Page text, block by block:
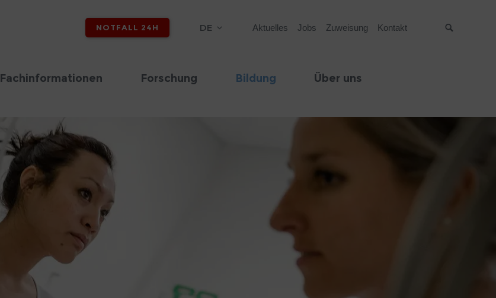
NOTFALL 24H DE Aktuelles Jobs Zuweisung Kontakt
Fachinformationen Forschung Bildung Über uns